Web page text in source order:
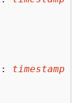
: timestamp